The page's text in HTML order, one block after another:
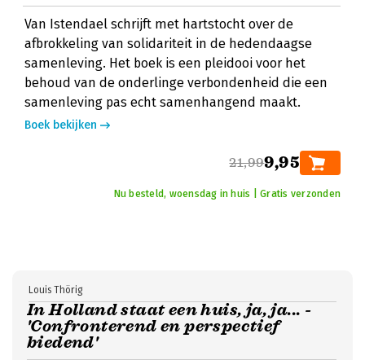
Van Istendael schrijft met hartstocht over de
afbrokkeling van solidariteit in de hedendaagse
samenleving. Het boek is een pleidooi voor het
behoud van de onderlinge verbondenheid die een
samenleving pas echt samenhangend maakt.
Boek bekijken
21,999,95
Nu besteld, woensdag in huis | Gratis verzonden
In Holland staat een huis, ja, ja... -
'Confronterend en perspectief
biedend'
Louis Thörig